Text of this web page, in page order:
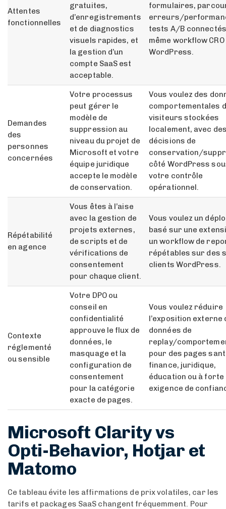
Attentes
fonctionnelles
gratuites,
d’enregistrements
et de diagnostics
visuels rapides, et
la gestion d’un
compte SaaS est
acceptable.
formulaires,
erreurs/
tests A/B
même workflow CRO
WordPress.
Demandes
des
personnes
concernées
Votre processus
peut gérer le
modèle de
suppression au
niveau du projet de
Microsoft et votre
équipe juridique
accepte le modèle
de conservation.
Vous voulez des
comportementales
visiteurs stockées
localement, avec
décisions de
conservation/
côté WordPress
votre contrôle
opérationnel.
Répétabilité
en agence
Vous êtes à l’aise
avec la gestion de
projets externes,
de scripts et de
vérifications de
consentement
pour chaque client.
Vous voulez un
basé sur une
un workflow de
répétables sur des
clients WordPress.
Contexte
réglementé
ou sensible
Votre DPO ou
conseil en
confidentialité
approuve le flux de
données, le
masquage et la
configuration de
consentement
pour la catégorie
exacte de pages.
Vous voulez réduire
l’exposition externe
données de
replay/
pour des pages
finance, juridique,
éducation ou à forte
exigence de
Microsoft Clarity vs
Opti-Behavior, Hotjar et
Matomo
Ce tableau évite les affirmations de prix volatiles, car les
tarifs et packages SaaS changent fréquemment. Pour